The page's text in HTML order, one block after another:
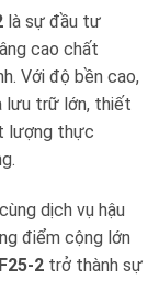
là sự đầu tư
cao chất
Với độ bền cao,
lưu trữ lớn, thiết
lượng thực
dịch vụ hậu
điểm cộng lớn
2 trở thành sự